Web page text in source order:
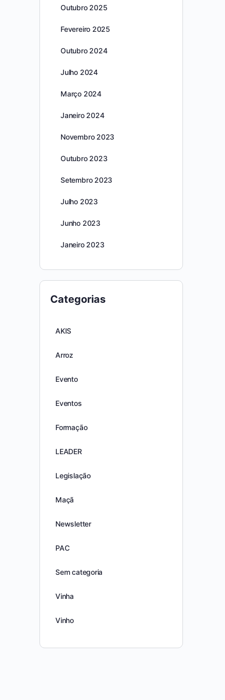
Outubro 2025
Fevereiro 2025
Outubro 2024
Julho 2024
Março 2024
Janeiro 2024
Novembro 2023
Outubro 2023
Setembro 2023
Julho 2023
Junho 2023
Janeiro 2023
Categorias
AKIS
Arroz
Evento
Eventos
Formação
LEADER
Legislação
Maçã
Newsletter
PAC
Sem categoria
Vinha
Vinho